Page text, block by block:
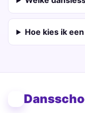
Hoe kies ik